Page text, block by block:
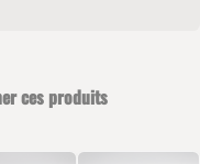
ces produits